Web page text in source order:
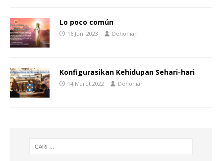
Lo poco común
16 Juni 2023 Dehonian
Konfigurasikan Kehidupan Sehari-hari
14 Maret 2022 Dehonian